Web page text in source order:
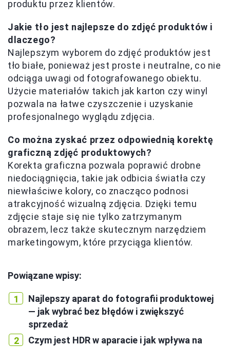
produktu przez klientów.
Jakie tło jest najlepsze do zdjęć produktów i
dlaczego?
Najlepszym wyborem do zdjęć produktów jest
tło białe, ponieważ jest proste i neutralne, co nie
odciąga uwagi od fotografowanego obiektu.
Użycie materiałów takich jak karton czy winyl
pozwala na łatwe czyszczenie i uzyskanie
profesjonalnego wyglądu zdjęcia.
Co można zyskać przez odpowiednią korektę
graficzną zdjęć produktowych?
Korekta graficzna pozwala poprawić drobne
niedociągnięcia, takie jak odbicia światła czy
niewłaściwe kolory, co znacząco podnosi
atrakcyjność wizualną zdjęcia. Dzięki temu
zdjęcie staje się nie tylko zatrzymanym
obrazem, lecz także skutecznym narzędziem
marketingowym, które przyciąga klientów.
Powiązane wpisy:
Najlepszy aparat do fotografii produktowej
— jak wybrać bez błędów i zwiększyć
sprzedaż
Czym jest HDR w aparacie i jak wpływa na